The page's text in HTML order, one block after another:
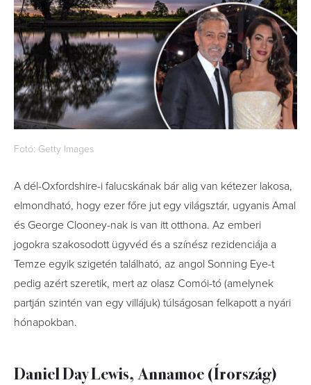
Fotó: Getty Images
A dél-Oxfordshire-i falucskának bár alig van kétezer lakosa,
elmondható, hogy ezer főre jut egy világsztár, ugyanis Amal
és George Clooney-nak is van itt otthona. Az emberi
jogokra szakosodott ügyvéd és a színész rezidenciája a
Temze egyik szigetén található, az angol Sonning Eye-t
pedig azért szeretik, mert az olasz Comói-tó (amelynek
partján szintén van egy villájuk) túlságosan felkapott a nyári
hónapokban.
Daniel Day Lewis, Annamoe (Írország)